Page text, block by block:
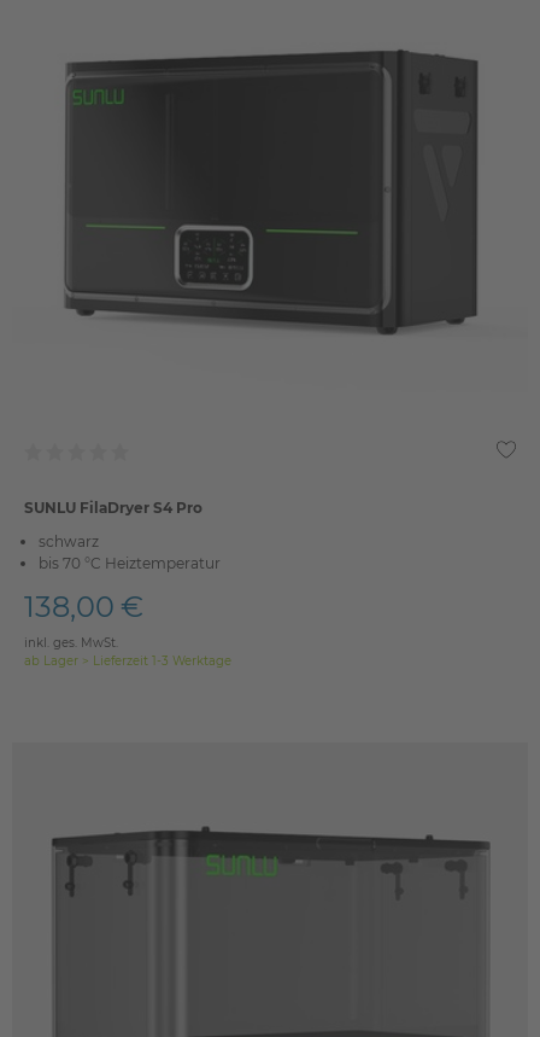
SUNLU FilaDryer S4 Pro
schwarz
bis 70 °C Heiztemperatur
138,00 €
inkl. ges. MwSt.
ab Lager > Lieferzeit 1-3 Werktage